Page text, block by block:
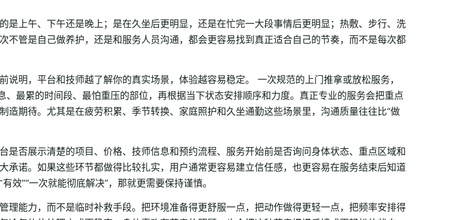
是上午、下午还是晚上；是在久坐后更明显，还是在忙完一大段事情后更明显；热敷、步行、洗
不管是自己做养护，还是和服务人员沟通，都会更容易找到真正适合自己的节奏，而不是每次都
明，平台和技师越了解你的真实场景，体验越容易稳定。 一次规范的上门推拿或放松服务，
最累的时间段、最怕重压的部位，再根据当下状态安排顺序和力度。真正专业的服务会把重点
期待。尤其是在疲劳积累、季节转换、家庭照护和久坐通勤这些场景里，沟通质量往往比“做
是否展示清楚的项目、价格、技师信息和预约流程、服务开始前是否询问身体状态、重点区域和
承诺。如果这些环节都做得比较扎实，用户通常更容易建立信任感，也更容易在服务结束后知道
效”“一次就能彻底解决”，那就更需要保持谨慎。
理能力，而不是临时补救手段。把环境准备得更舒服一点，把动作做得更轻一点，把频率安排得